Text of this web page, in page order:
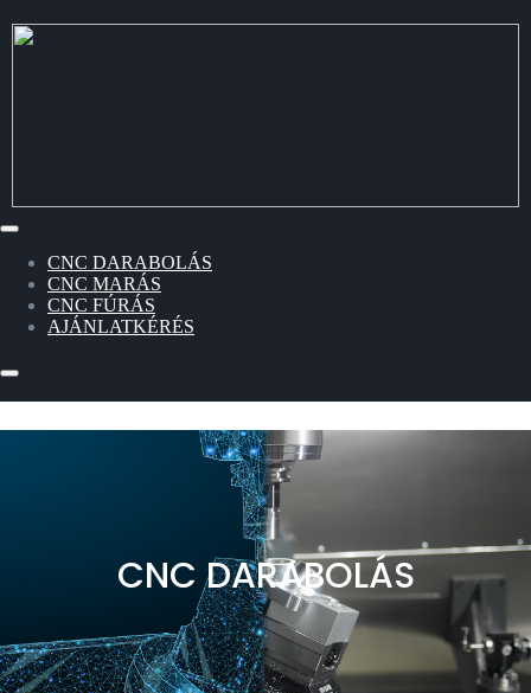
CNC DARABOLÁS
CNC MARÁS
CNC FÚRÁS
AJÁNLATKÉRÉS
CNC DARABOLÁS